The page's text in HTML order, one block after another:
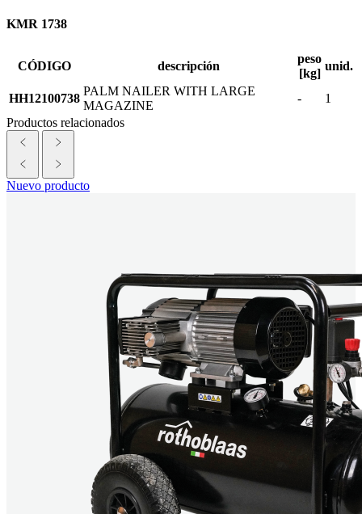
KMR 1738
CÓDIGO descripción
peso
[kg]
unid.
HH12100738
PALM NAILER WITH LARGE
MAGAZINE
-
1
Productos relacionados
Nuevo producto